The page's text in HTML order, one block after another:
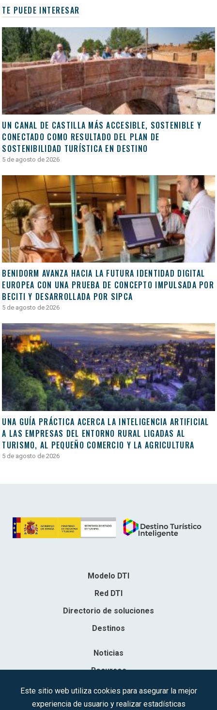
TE PUEDE INTERESAR
UN CANAL DE CASTILLA MÁS ACCESIBLE, SOSTENIBLE Y
CONECTADO COMO RESULTADO DEL PLAN DE
SOSTENIBILIDAD TURÍSTICA EN DESTINO
5 de agosto de 2026
BENIDORM AVANZA HACIA LA FUTURA IDENTIDAD DIGITAL
EUROPEA CON UNA PRUEBA DE CONCEPTO IMPULSADA POR
BECITI Y DESARROLLADA POR SIPCA
5 de agosto de 2026
UNA GUÍA PRÁCTICA ACERCA LA INTELIGENCIA ARTIFICIAL
A LAS EMPRESAS DEL ENTORNO RURAL LIGADAS AL
TURISMO, AL PEQUEÑO COMERCIO Y LA AGRICULTURA
5 de agosto de 2026
Modelo DTI
Red DTI
Directorio de soluciones
Destinos
Noticias
Recursos
Contacto
Este sitio web utiliza cookies para asegurar la mejor
experiencia de usuario y realizar estadísticas